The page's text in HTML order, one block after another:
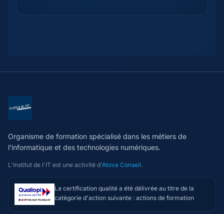
Organisme de formation spécialisé dans les métiers de
l'informatique et des technologies numériques.
L'Institut de l'IT est une activité d'Atova Conseil.
La certification qualité a été délivrée au titre de la
catégorie d'action suivante : actions de formation